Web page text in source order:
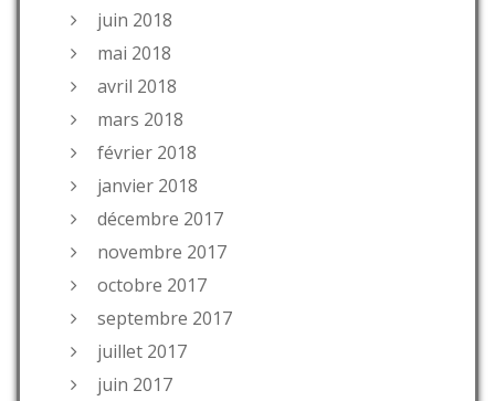
juin 2018
mai 2018
avril 2018
mars 2018
février 2018
janvier 2018
décembre 2017
novembre 2017
octobre 2017
septembre 2017
juillet 2017
juin 2017